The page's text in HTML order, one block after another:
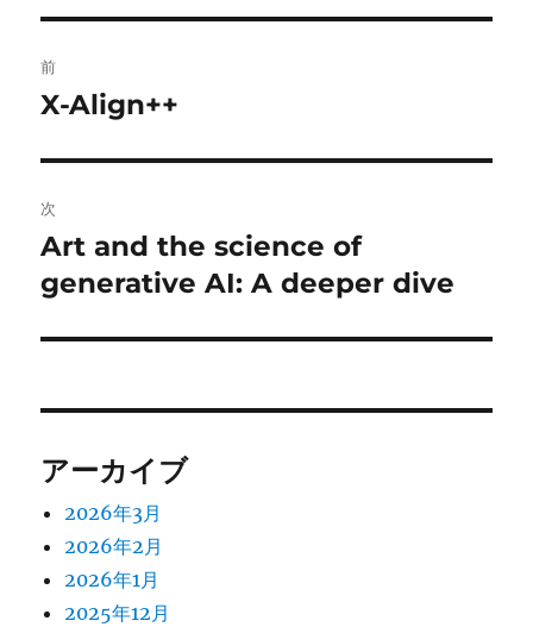
稿
ビ
ゲ
ー
シ
前
前
投
稿:
X-Align++
次
次
の
稿:
Art and the science of
generative AI: A deeper dive
アーカイブ
2026年3月
2026年2月
2026年1月
2025年12月